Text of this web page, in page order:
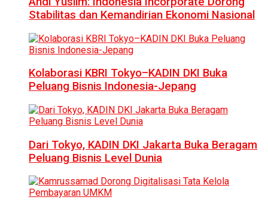
Stabilitas dan Kemandirian Ekonomi Nasional
Kolaborasi KBRI Tokyo–KADIN DKI Buka
Peluang Bisnis Indonesia-Jepang
Dari Tokyo, KADIN DKI Jakarta Buka Beragam
Peluang Bisnis Level Dunia